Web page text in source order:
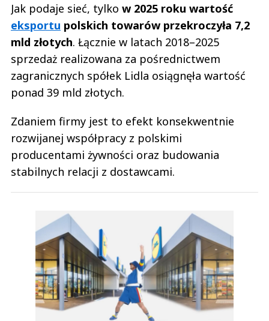
Jak podaje sieć, tylko w 2025 roku wartość
eksportu polskich towarów przekroczyła 7,2
mld złotych. Łącznie w latach 2018–2025
sprzedaż realizowana za pośrednictwem
zagranicznych spółek Lidla osiągnęła wartość
ponad 39 mld złotych.
Zdaniem firmy jest to efekt konsekwentnie
rozwijanej współpracy z polskimi
producentami żywności oraz budowania
stabilnych relacji z dostawcami.